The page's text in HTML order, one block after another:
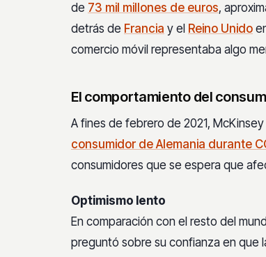
de 73 mil millones de euros,
detrás de Francia y el Reino Unido
comercio móvil representaba algo
El comportamiento del
A fines de febrero de 2021,
consumidor de Alemania durante
consumidores que se espera que
Optimismo lento
En comparación con el resto del
preguntó sobre su confianza en que